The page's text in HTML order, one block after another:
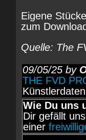
Eigene
zum
Quelle: The
09/05/25 by
THE FVD
Wie Du uns
Dir gefällt
einer